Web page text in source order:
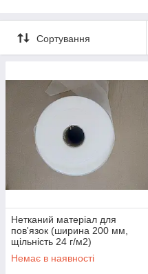
тощо Особливості
добре вбирати вологу і
повітропроникність.
застосовується і у сфері
Купити оптом спанбонд
Сортування
Нетканий матеріал для
пов'язок (ширина 200 мм,
щільність 24 г/м2)
Немає в наявності